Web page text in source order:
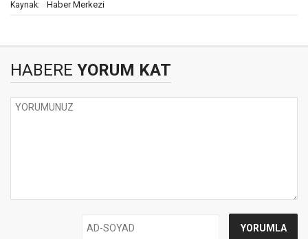
Kaynak: Haber Merkezi
HABERE YORUM KAT